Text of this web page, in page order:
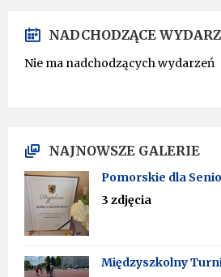
NADCHODZĄCE
Nie ma nadchodzących wydarzeń
NAJNOWSZE GALERIE
Pomorskie dla
3 zdjęcia
Międzyszkolny